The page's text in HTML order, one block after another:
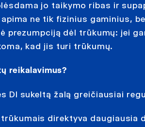
jo taikymo ribas ir
ne tik fizinius gaminius,
prezumpciją dėl trūkumų: jei
kad jis turi trūkumų.
reikalavimus?
DI sukeltą žalą greičiausiai
direktyva daugiausia